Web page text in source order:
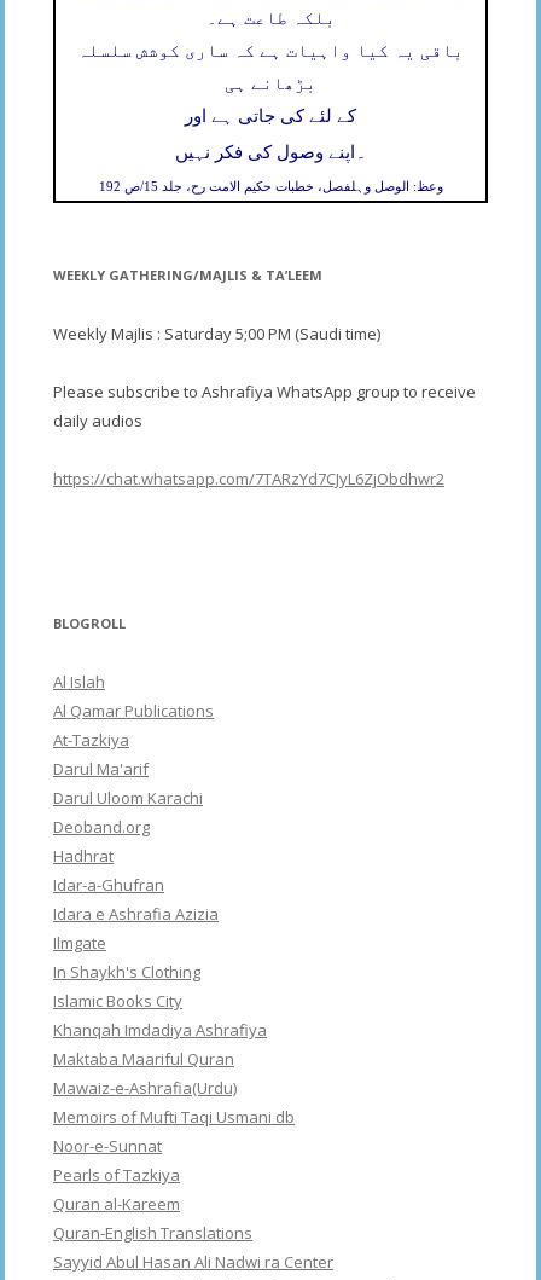
بلکہ طاعت ہے۔
باقی یہ کیا واہیات ہے کہ ساری کوشش سلسلہ
بڑھانے ہی
کے لئے کی جاتی ہے اور
اپنے وصول کی فکر نہیں ۔
وعظ: الوصل وہلفصل، خطبات حکیم الامت رح، جلد 15/ص 192
WEEKLY GATHERING/MAJLIS & TA’LEEM
Weekly Majlis : Saturday 5;00 PM (Saudi time)
Please subscribe to Ashrafiya WhatsApp group to receive
daily audios
https://chat.whatsapp.com/7TARzYd7CJyL6ZjObdhwr2
BLOGROLL
Al Islah
Al Qamar Publications
At-Tazkiya
Darul Ma'arif
Darul Uloom Karachi
Deoband.org
Hadhrat
Idar-a-Ghufran
Idara e Ashrafia Azizia
Ilmgate
In Shaykh's Clothing
Islamic Books City
Khanqah Imdadiya Ashrafiya
Maktaba Maariful Quran
Mawaiz-e-Ashrafia(Urdu)
Memoirs of Mufti Taqi Usmani db
Noor-e-Sunnat
Pearls of Tazkiya
Quran al-Kareem
Quran-English Translations
Sayyid Abul Hasan Ali Nadwi ra Center